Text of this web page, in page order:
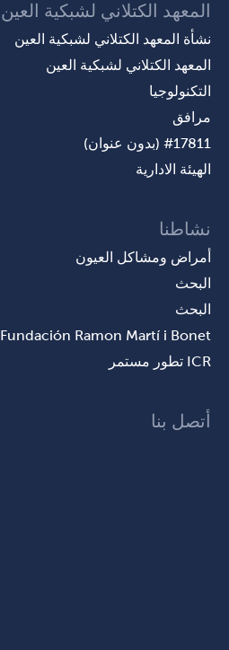
المعهد الكتلاني لشبكية العين
نشأة المعهد الكتلاني لشبكية العين
المعهد الكتلاني لشبكية العين
التكنولوجيا
مرافق
#17811 (بدون عنوان)
الهيئة الادارية
نشاطنا
أمراض ومشاكل العيون
البحث
البحث
Fundación Ramon Martí i Bonet
ICR تطور مستمر
أتصل بنا